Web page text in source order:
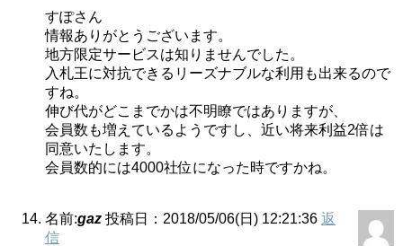
すぽさん
情報ありがとうございます。
地方限定サービスは知りませんでした。
入札王に対抗できるリーズナブルな利用も出来るので
すね。
伸び代がどこまでかは不明瞭ではありますが、
会員数も増えているようですし、近い将来利益2倍は
同意いたします。
会員数的には4000社位になった時ですかね。
名前:gaz 投稿日：2018/05/06(日) 12:21:36 返
信